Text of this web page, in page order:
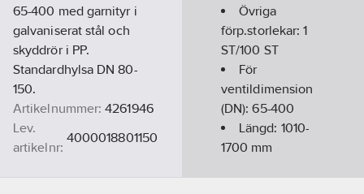
65-400 med garnityr i
galvaniserat stål och
skyddrör i PP.
Standardhylsa DN 80-
150.
Artikelnummer: 4261946
Lev.
artikelnr:
4000018801150
7033740006141
Övriga
förp.storlekar:1
ST/100 ST
För
ventildimension
(DN):65-400
Längd: 1010-
1700 mm